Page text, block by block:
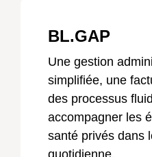
BL.GAP
Une gestion
simplifiée, une
des processus
accompagner les
santé privés dans
quotidienne.